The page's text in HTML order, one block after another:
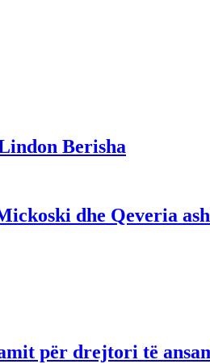
Berisha
dhe Qeveria
për drejtori të